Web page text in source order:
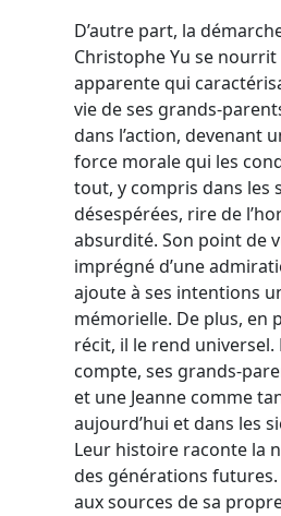
D’autre part, la
Christophe Yu se
apparente qui
vie de ses grands-
dans l’action, devenant
force morale qui les
tout, y compris dans les
désespérées, rire de
absurdité. Son point de
imprégné d’une
ajoute à ses intentions
mémorielle. De plus, en
récit, il le rend universel.
compte, ses grands-
et une Jeanne comme
aujourd’hui et dans les
Leur histoire raconte la
des générations futures.
aux sources de sa